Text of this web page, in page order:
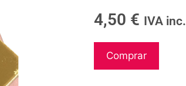
4,50 € IVA inc.
Comprar